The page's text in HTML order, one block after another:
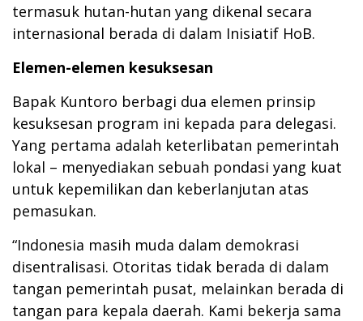
termasuk hutan-hutan yang dikenal secara
internasional berada di dalam Inisiatif HoB.
Elemen-elemen kesuksesan
Bapak Kuntoro berbagi dua elemen prinsip
kesuksesan program ini kepada para delegasi.
Yang pertama adalah keterlibatan pemerintah
lokal – menyediakan sebuah pondasi yang kuat
untuk kepemilikan dan keberlanjutan atas
pemasukan.
“Indonesia masih muda dalam demokrasi
disentralisasi. Otoritas tidak berada di dalam
tangan pemerintah pusat, melainkan berada di
tangan para kepala daerah. Kami bekerja sama